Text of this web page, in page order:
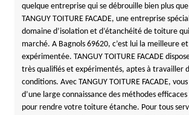
quelque entreprise qui se débrouille bien plus que
TANGUY TOITURE FACADE, une entreprise
domaine d’isolation et d’étanchéité de toiture
marché. A Bagnols 69620, c’est lui la meilleure
expérimentée. TANGUY TOITURE FACADE
très qualifiés et expérimentés, aptes à travailler
conditions. Avec TANGUY TOITURE FACADE,
d’une large connaissance des méthodes
pour rendre votre toiture étanche. Pour tous